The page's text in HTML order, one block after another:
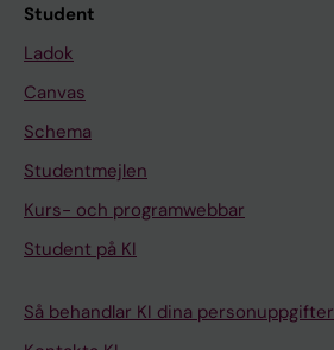
Student
Ladok
Canvas
Schema
Studentmejlen
Kurs- och programwebbar
Student på KI
Så behandlar KI dina personuppgifter